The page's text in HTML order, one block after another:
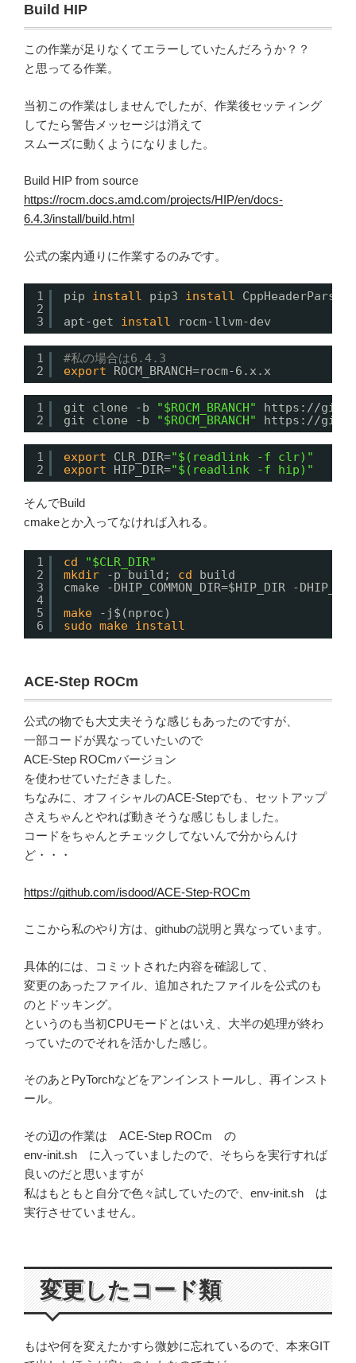
Build HIP
この作業が足りなくてエラーしていたんだろうか？？
と思ってる作業。
当初この作業はしませんでしたが、作業後セッティング
してたら警告メッセージは消えて
スムーズに動くようになりました。
Build HIP from source
https://rocm.docs.amd.com/projects/HIP/en/docs-
6.4.3/install/build.html
公式の案内通りに作業するのみです。
1
2
3
pip install pip3 install
CppHeaderParser
apt-get install rocm-llvm-dev
1
2
#私の場合は6.4.3
export
ROCM_BRANCH=rocm-6.x.x
1
2
git clone -b "$ROCM_BRANCH" https: //
git clone -b
"$ROCM_BRANCH" https: //
1
2
export CLR_DIR="$(readlink -f clr)"
export
HIP_DIR="$(readlink -f hip)"
そんでBuild
cmakeとか入ってなければ入れる。
1
2
3
4
5
6
cd
"$CLR_DIR"
mkdir
-p build; cd
build
cmake -DHIP_COMMON_DIR=$HIP_DIR -
make
-j$(nproc)
sudo make install
ACE-Step ROCm
公式の物でも大丈夫そうな感じもあったのですが、
一部コードが異なっていたいので
ACE-Step ROCmバージョン
を使わせていただきました。
ちなみに、オフィシャルのACE-Stepでも、セットアップ
さえちゃんとやれば動きそうな感じもしました。
コードをちゃんとチェックしてないんで分からんけ
ど・・・
https://github.com/isdood/ACE-Step-ROCm
ここから私のやり方は、githubの説明と異なっています。
具体的には、コミットされた内容を確認して、
変更のあったファイル、追加されたファイルを公式のも
のとドッキング。
というのも当初CPUモードとはいえ、大半の処理が終わ
っていたのでそれを活かした感じ。
そのあとPyTorchなどをアンインストールし、再インスト
ール。
その辺の作業は ACE-Step ROCm の
env-init.sh に入っていましたので、そちらを実行すれば
良いのだと思いますが
私はもともと自分で色々試していたので、env-init.sh は
実行させていません。
変更したコード類
もはや何を変えたかすら微妙に忘れているので、本来GIT